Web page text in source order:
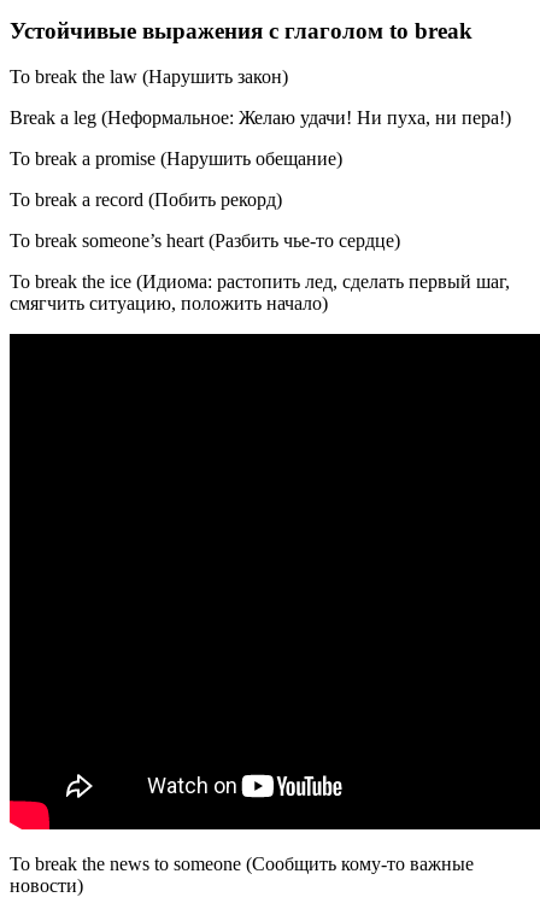
Устойчивые выражения с глаголом to break
To break the law (Нарушить закон)
Break a leg (Неформальное: Желаю удачи! Ни пуха, ни пера!)
To break a promise (Нарушить обещание)
To break a record (Побить рекорд)
To break someone’s heart (Разбить чье-то сердце)
To break the ice (Идиома: растопить лед, сделать первый шаг,
смягчить ситуацию, положить начало)
To break the news to someone (Сообщить кому-то важные
новости)